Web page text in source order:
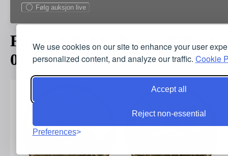
We use cookies on our site to enhance your user
personalized content, and analyze our traffic. Cookie
Accept all
Reject non-essential
Preferences
Følg auksjon live
Finland 20 Markkaa 1878 S
01 *